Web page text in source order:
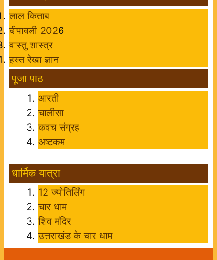
लाल किताब
दीपावली 2026
वास्तु शास्त्र
हस्त रेखा ज्ञान
पूजा पाठ
आरती
चालीसा
कवच संग्रह
अष्टकम
धार्मिक यात्रा
12 ज्योतिर्लिंग
चार धाम
शिव मंदिर
उत्तराखंड के चार धाम